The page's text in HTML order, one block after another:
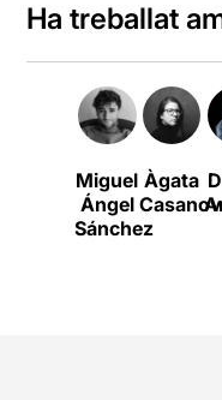
Ha treballat
Miguel
Ángel
Sánchez
Àgata